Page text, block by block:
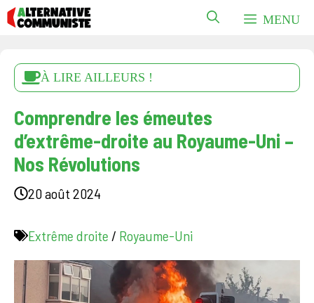
Aller
au
MENU
À LIRE AILLEURS !
Comprendre les émeutes
d’extrême-droite au Royaume-Uni –
Nos Révolutions
20 août 2024
Extrême droite / Royaume-Uni